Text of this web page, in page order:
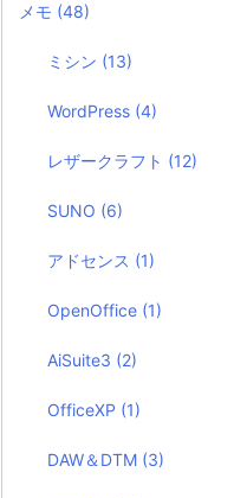
メモ (48)
ミシン (13)
WordPress (4)
レザークラフト (12)
SUNO (6)
アドセンス (1)
OpenOffice (1)
AiSuite3 (2)
OfficeXP (1)
DAW＆DTM (3)